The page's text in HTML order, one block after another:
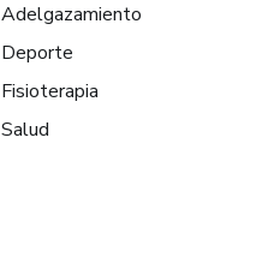
Adelgazamiento
Deporte
Fisioterapia
Salud